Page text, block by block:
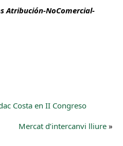
Atribución-NoComercial-
Costa en II Congreso
Mercat d’intercanvi lliure »